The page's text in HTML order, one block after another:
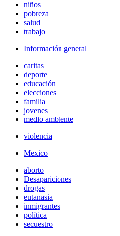
niños
pobreza
salud
trabajo
Información general
caritas
deporte
educación
elecciones
familia
jovenes
medio ambiente
violencia
Mexico
aborto
Desapariciones
drogas
eutanasia
inmigrantes
política
secuestro